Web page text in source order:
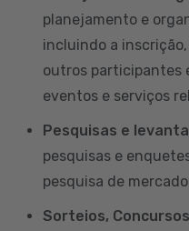
planejamento e
incluindo a
outros participantes
eventos e serviços
Pesquisas e
pesquisas e
pesquisa de
Sorteios,